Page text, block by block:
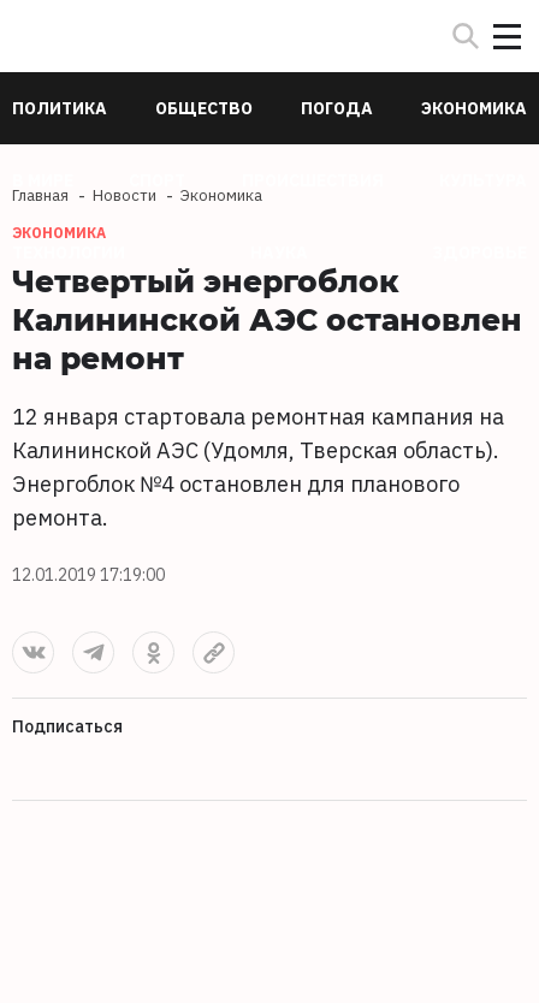
ПОЛИТИКА ОБЩЕСТВО ПОГОДА ЭКОНОМИКА
Главная Новости Экономика
ЭКОНОМИКА
Четвертый энергоблок
Калининской АЭС остановлен
на ремонт
12 января стартовала ремонтная кампания на
Калининской АЭС (Удомля, Тверская область).
Энергоблок №4 остановлен для планового
ремонта.
12.01.2019 17:19:00
Подписаться